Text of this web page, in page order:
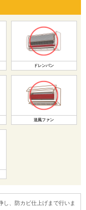
ドレンパン
送風ファン
し、防カビ仕上げまで行いま